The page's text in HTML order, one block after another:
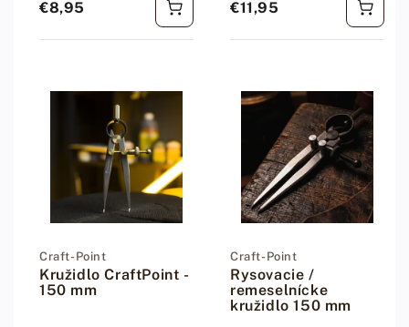
Bežná cena
€8,95 Bežná cena
€11,95
Dodávateľ:
Craft-Point
Kružidlo CraftPoint -
150 mm
Dodávateľ:
Craft-Point
Rysovacie /
remeselnícke
kružidlo 150 mm